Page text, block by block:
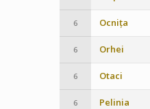
6 Ocnița
6 Orhei
6 Otaci
6 Pelinia